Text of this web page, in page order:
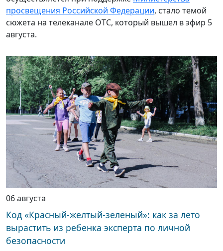
просвещения Российской Федерации, стало темой
сюжета на телеканале ОТС, который вышел в эфир 5
августа.
06 августа
Код «Красный-желтый-зеленый»: как за лето
вырастить из ребенка эксперта по личной
безопасности